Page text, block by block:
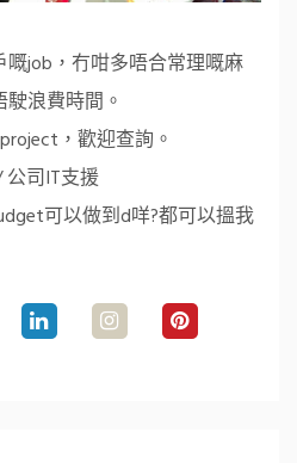
job，冇咁多唔合常理嘅麻
浪費時間。
，歡迎查詢。
公司IT支援
可以做到d咩?都可以搵我